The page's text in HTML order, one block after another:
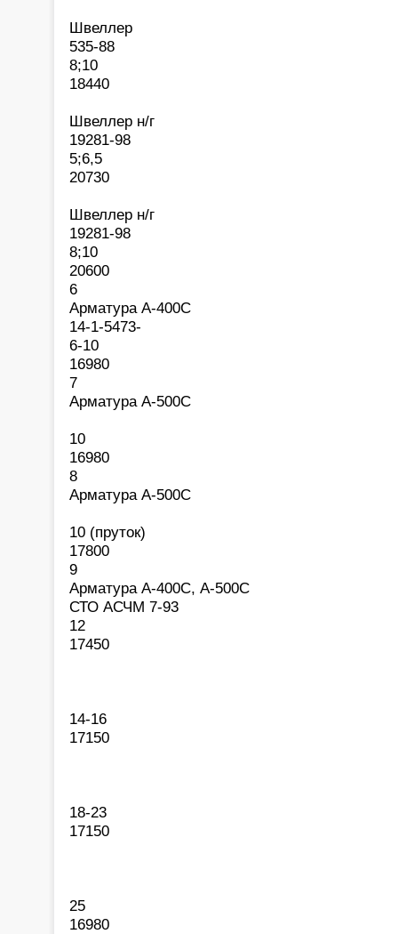
Швеллер
535-88
8;10
18440
Швеллер н/г
19281-98
5;6,5
20730
Швеллер н/г
19281-98
8;10
20600
6
Арматура А-400С
14-1-5473-
6-10
16980
7
Арматура А-500С
10
16980
8
Арматура А-500С
10 (пруток)
17800
9
Арматура А-400С, А-500С
СТО АСЧМ 7-93
12
17450
14-16
17150
18-23
17150
25
16980